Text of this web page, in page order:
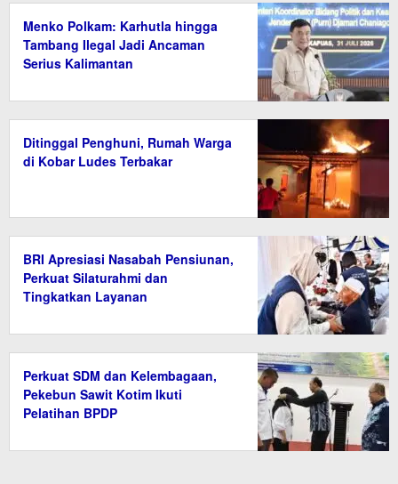
Menko Polkam: Karhutla hingga
Tambang Ilegal Jadi Ancaman
Serius Kalimantan
Ditinggal Penghuni, Rumah Warga
di Kobar Ludes Terbakar
BRI Apresiasi Nasabah Pensiunan,
Perkuat Silaturahmi dan
Tingkatkan Layanan
Perkuat SDM dan Kelembagaan,
Pekebun Sawit Kotim Ikuti
Pelatihan BPDP